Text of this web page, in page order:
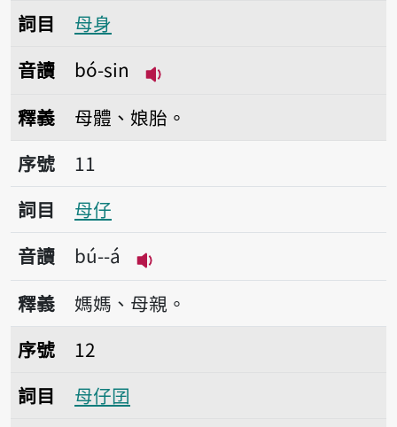
詞目
母身
音讀
bó-sin
釋義
母體、娘胎。
序號11母仔
序號
11
詞目
母仔
音讀
bú--á
播放音讀bú--á
釋義
媽媽、母親。
序號12母仔囝
序號
12
詞目
母仔囝